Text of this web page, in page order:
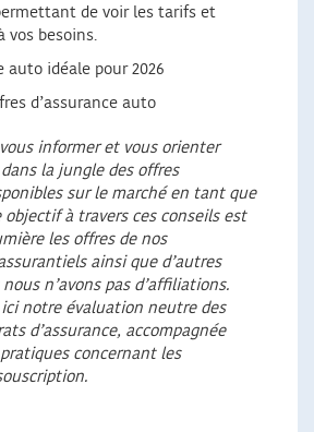
de voir les tarifs et
vos besoins.
auto idéale pour 2026
d’assurance auto
informer et vous orienter
la jungle des offres
sur le marché en tant que
objectif à travers ces conseils est
les offres de nos
ainsi que d’autres
n’avons pas d’affiliations.
ici notre évaluation neutre des
d’assurance, accompagnée
concernant les